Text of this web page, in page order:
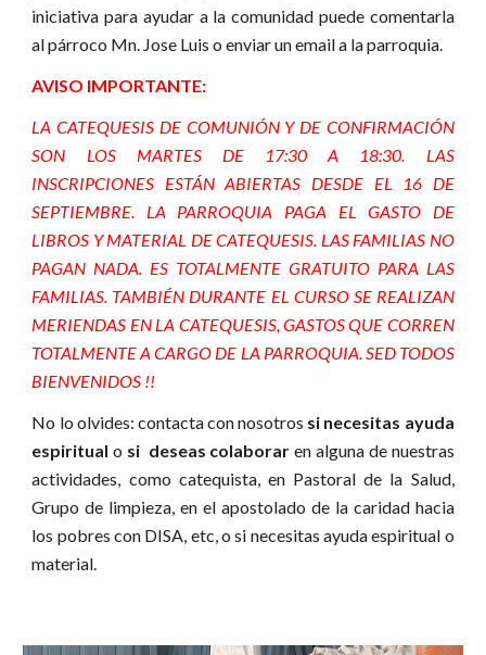
iniciativa para ayudar a la comunidad puede comentarla
al párroco Mn. Jose Luis o enviar un email a la parroquia.
AVISO IMPORTANTE:
LA CATEQUESIS DE COMUNIÓN Y DE CONFIRMACIÓN
SON LOS MARTES DE 17:30 A 18:30. LAS
INSCRIPCIONES ESTÁN ABIERTAS DESDE EL
16 DE
SEPTIEMBRE. LA PARROQUIA PAGA EL GASTO DE
LIBROS Y MATERIAL DE CATEQUESIS. LAS FAMILIAS NO
PAGAN NADA. ES TOTALMENTE GRATUITO PARA LAS
FAMILIAS. TAMBIÉN DURANTE EL CURSO SE REALIZAN
MERIENDAS EN LA CATEQUESIS, GASTOS QUE CORREN
TOTALMENTE A CARGO DE LA PARROQUIA. SED TODOS
BIENVENIDOS !!
No lo olvides: contacta con nosotros si necesitas ayuda
espiritual o si deseas colaborar en alguna de nuestras
actividades, como catequista, en Pastoral de la Salud,
Grupo de limpieza, en el apostolado de la caridad hacia
los pobres con DISA, etc, o si necesitas ayuda espiritual o
material.